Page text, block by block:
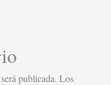
publicada. Los